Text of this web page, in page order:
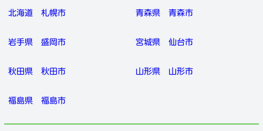
北海道 札幌市 青森県 青森市
岩手県 盛岡市 宮城県 仙台市
秋田県 秋田市 山形県 山形市
福島県 福島市